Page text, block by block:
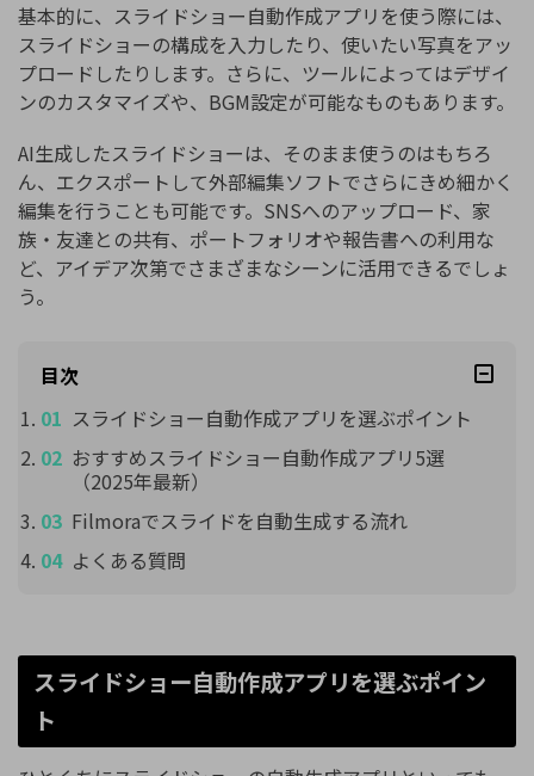
基本的に、スライドショー自動作成アプリを使う際には、
スライドショーの構成を入力したり、使いたい写真をアッ
プロードしたりします。さらに、ツールによってはデザイ
ンのカスタマイズや、BGM設定が可能なものもあります。
AI生成したスライドショーは、そのまま使うのはもちろ
ん、エクスポートして外部編集ソフトでさらにきめ細かく
編集を行うことも可能です。SNSへのアップロード、家
族・友達との共有、ポートフォリオや報告書への利用な
ど、アイデア次第でさまざまなシーンに活用できるでしょ
う。
目次
スライドショー自動作成アプリを選ぶポイント
おすすめスライドショー自動作成アプリ5選
（2025年最新）
Filmoraでスライドを自動生成する流れ
よくある質問
スライドショー自動作成アプリを選ぶポイン
ト